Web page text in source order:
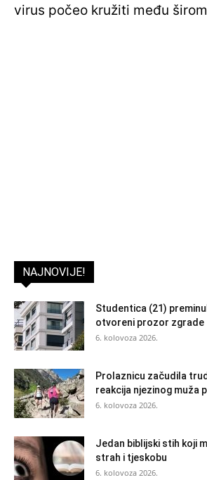
virus počeo kružiti među
NAJNOVIJE!
Studentica (21)
otvoreni prozor zgrade
6. kolovoza 2026.
Prolaznicu začudila
reakcija njezinog muža
6. kolovoza 2026.
Jedan biblijski stih koji
strah i tjeskobu
6. kolovoza 2026.